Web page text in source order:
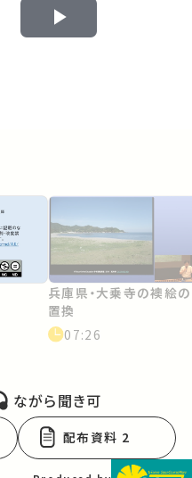
Play
兵庫県・⼤乗寺の襖絵の
置換
07:26
ながら聞き可
配布資料 2